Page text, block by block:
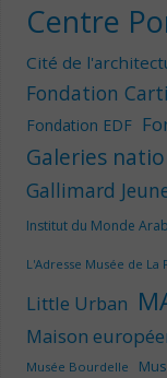
Centre
Cité de
Fondation
Fondation EDF
Galeries
Gallimard
Institut du Monde
L'Adresse Musée de La
Little Urban
Maison
Musée Bourdelle